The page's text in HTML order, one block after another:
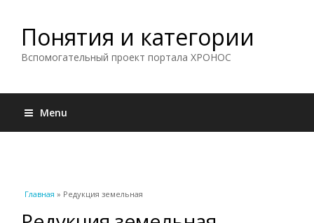
Понятия и категории
Вспомогательный проект портала ХРОНОС
Menu
Вы здесь
Главная » Редукция земельная